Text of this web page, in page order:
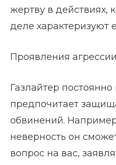
жертву в действиях,
деле характеризуют
Проявления
Газлайтер
предпочитает
обвинений.
неверность он
вопрос на вас,